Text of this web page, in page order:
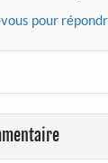
pour